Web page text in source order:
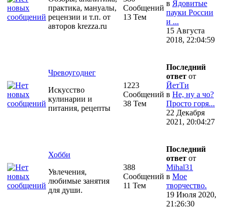
практика, мануалы,
рецензии и т.п. от
авторов krezza.ru
Сообщений
13 Тем
в Ядовитые
пауки России
и ...
15 Августа
2018, 22:04:59
Чревоугоднег
Искусство
кулинарии и
питания, рецепты
1223
Сообщений
38 Тем
Последний
ответ от
ЙетТи
в Не, ну а чо?
Просто горя...
22 Декабря
2021, 20:04:27
Хобби
Увлечения,
любимые занятия
для души.
388
Сообщений
11 Тем
Последний
ответ от
Mihal31
в Мое
творчество.
19 Июля 2020,
21:26:30